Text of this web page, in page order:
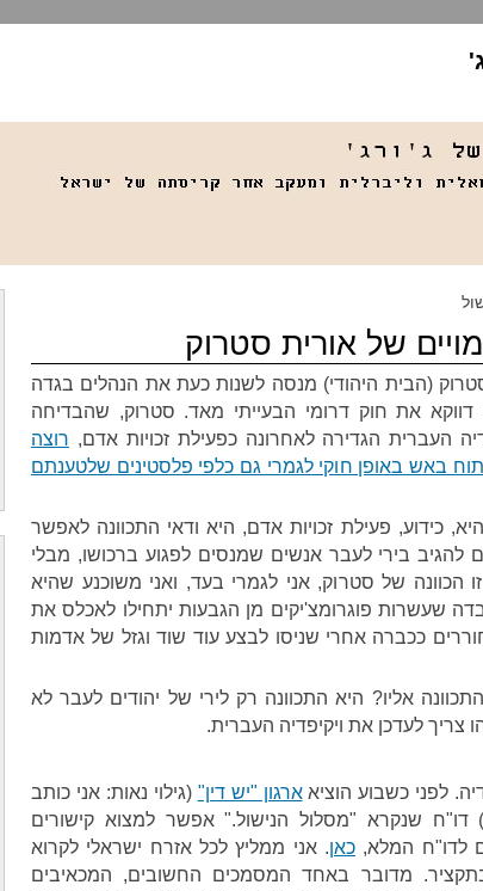
של אורית סטרוק
(הבית היהודי) מנסה לשנות כעת את הנהלים בגדה
את חוק דרומי הבעייתי מאד. סטרוק, שהבדיחה
העברית הגדירה לאחרונה כפעילת זכויות אדם, רוצה
באש באופן חוקי לגמרי גם כלפי פלסטינים שלטענתם
כידוע, פעילת זכויות אדם, היא ודאי התכוונה לאפשר
בירי לעבר אנשים שמנסים לפגוע ברכושו, מבלי
הכוונה של סטרוק, אני לגמרי בעד, ואני משוכנע שהיא
שעשרות פוגרומצ'יקים מן הגבעות יתחילו לאכלס את
ככברה אחרי שניסו לבצע עוד שוד וגזל של אדמות
אליו? היא התכוונה רק לירי של יהודים לעבר לא
צריך לעדכן את ויקיפדיה העברית.
לפני כשבוע הוציאארגון "יש דין" (גילוי נאות: אני כותב
שנקרא "מסלול הנישול." אפשר למצוא קישורים
לדו"ח המלא, כאן. אני ממליץ לכל אזרח ישראלי לקרוא
מדובר באחד המסמכים החשובים, המכאיבים